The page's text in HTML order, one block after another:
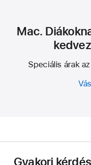
Mac.
Speciális árak
Gyakori